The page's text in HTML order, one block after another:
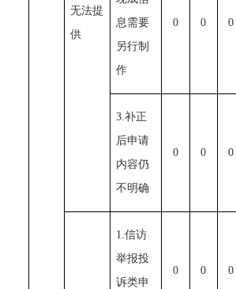
无法提
供
息需要
另行制
作
0 0 0
3.补正
后申请
内容仍
不明确
0 0 0
1.信访
举报投
诉类申
0 0 0